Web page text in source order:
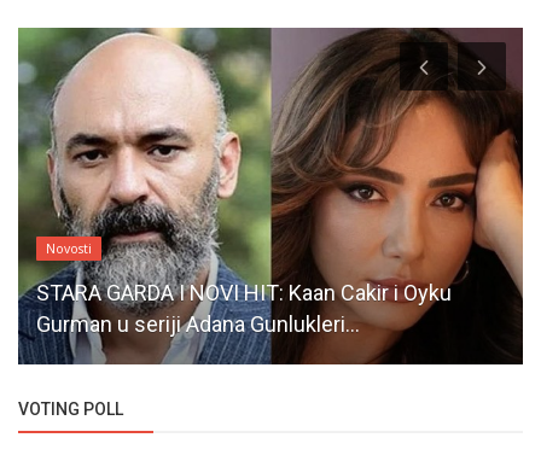
Novosti
STARA GARDA I NOVI HIT: Kaan Cakir i Oyku
Gurman u seriji Adana Gunlukleri...
VOTING POLL